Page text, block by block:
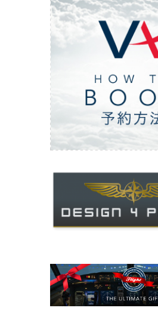
ご予約方法